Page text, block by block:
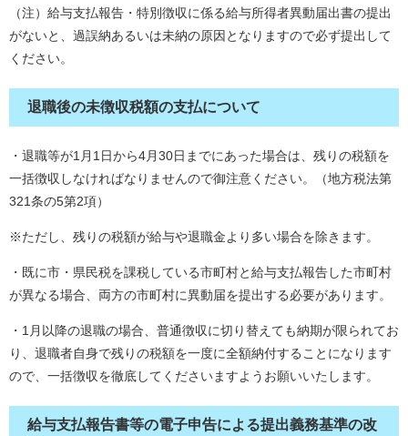
（注）給与支払報告・特別徴収に係る給与所得者異動届出書の提出
がないと、過誤納あるいは未納の原因となりますので必ず提出して
ください。
退職後の未徴収税額の支払について
・退職等が1月1日から4月30日までにあった場合は、残りの税額を
一括徴収しなければなりませんので御注意ください。（地方税法第
321条の5第2項）
※ただし、残りの税額が給与や退職金より多い場合を除きます。
・既に市・県民税を課税している市町村と給与支払報告した市町村
が異なる場合、両方の市町村に異動届を提出する必要があります。
・1月以降の退職の場合、普通徴収に切り替えても納期が限られてお
り、退職者自身で残りの税額を一度に全額納付することになります
ので、一括徴収を徹底してくださいますようお願いいたします。
給与支払報告書等の電子申告による提出義務基準の改